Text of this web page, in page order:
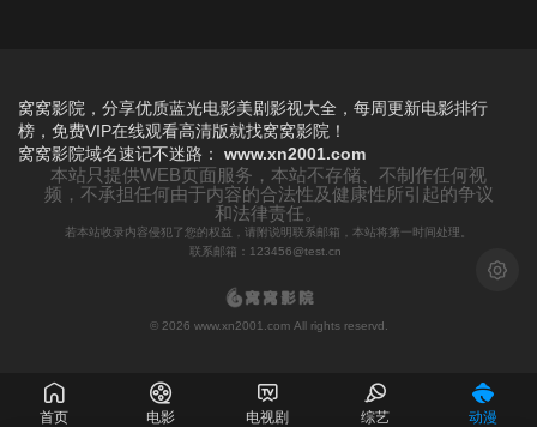
浅色模
窝窝影院，分享优质蓝光电影美剧影视大全，每周更新电影排行
榜，免费VIP在线观看高清版就找窝窝影院！
窝窝影院域名速记不迷路： www.xn2001.com
本站只提供WEB页面服务，本站不存储、不制作任何视
频，不承担任何由于内容的合法性及健康性所引起的争议
和法律责任。
若本站收录内容侵犯了您的权益，请附说明联系邮箱，本站将第一时间处理。
联系邮箱：123456@test.cn
© 2026 www.xn2001.com All rights reservd.
首页 电影 电视剧 综艺 动漫